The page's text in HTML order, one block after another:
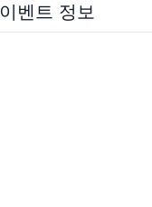
이벤트 정보